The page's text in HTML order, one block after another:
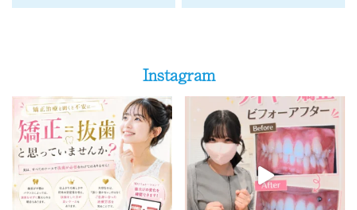
Instagram